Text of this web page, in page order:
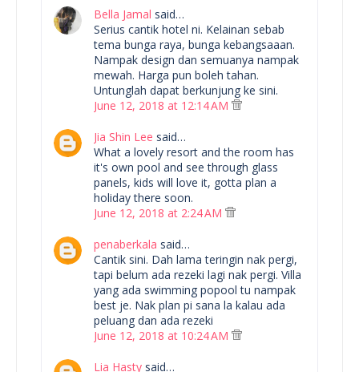
Bella Jamal said…
Serius cantik hotel ni. Kelainan sebab
tema bunga raya, bunga kebangsaaan.
Nampak design dan semuanya nampak
mewah. Harga pun boleh tahan.
Untunglah dapat berkunjung ke sini.
June 12, 2018 at 12:14 AM
Jia Shin Lee said…
What a lovely resort and the room has
it's own pool and see through glass
panels, kids will love it, gotta plan a
holiday there soon.
June 12, 2018 at 2:24 AM
penaberkala said…
Cantik sini. Dah lama teringin nak pergi,
tapi belum ada rezeki lagi nak pergi. Villa
yang ada swimming popool tu nampak
best je. Nak plan pi sana la kalau ada
peluang dan ada rezeki
June 12, 2018 at 10:24 AM
Lia Hasty said…